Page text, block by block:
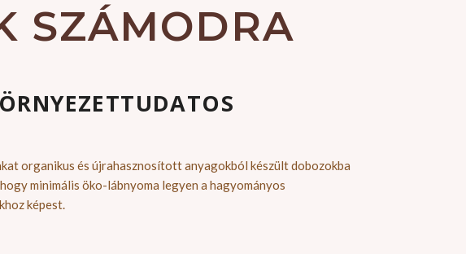
SZÁMODRA
organikus és újrahasznosított anyagokból készült dobozokba
minimális öko-lábnyoma legyen a hagyományos
képest.